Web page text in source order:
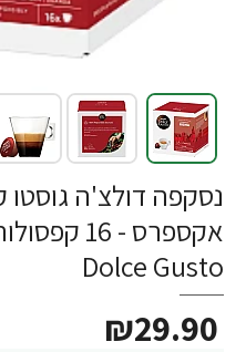
נסקפה דולצ'ה גוסטו
Dolce Gusto
₪29.90